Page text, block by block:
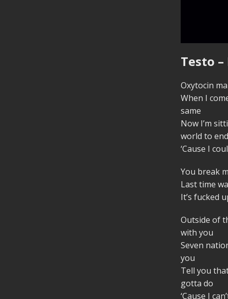
Testo
Oxytocin
When I
same
Now I’m
world to
‘Cause I
You break
Last time
It’s fucked
Outside of
with you
Seven
you
Tell you
gotta do
‘Cause I